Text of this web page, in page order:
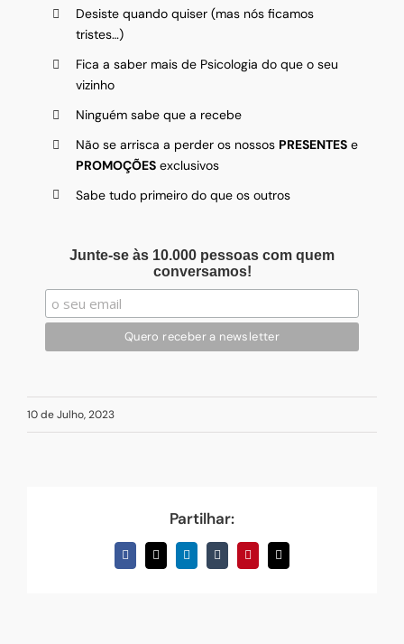
Desiste quando quiser (mas nós ficamos
tristes…)
Fica a saber mais de Psicologia do que o seu
vizinho
Ninguém sabe que a recebe
Não se arrisca a perder os nossos PRESENTESe
PROMOÇÕESexclusivos
Sabe tudo primeiro do que os outros
Junte-se às 10.000 pessoas com quem
conversamos!
10 de Julho, 2023
Partilhar:
Facebook
X LinkedInTumblrPinterestEmail
(necessário